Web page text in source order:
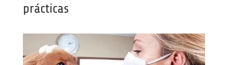
prácticas